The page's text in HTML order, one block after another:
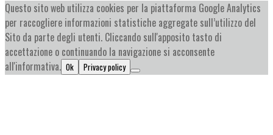
Questo sito web utilizza cookies per la piattaforma Google Analytics
per raccogliere informazioni statistiche aggregate sull’utilizzo del
Sito da parte degli utenti. Cliccando sull'apposito tasto di
accettazione o continuando la navigazione si acconsente
all'informativa. Ok Privacy policy